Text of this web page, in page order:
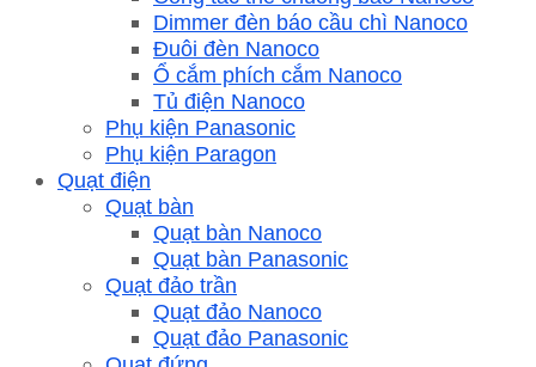
Dimmer đèn báo cầu chì Nanoco
Đuôi đèn Nanoco
Ổ cắm phích cắm Nanoco
Tủ điện Nanoco
Phụ kiện Panasonic
Phụ kiện Paragon
Quạt điện
Quạt bàn
Quạt bàn Nanoco
Quạt bàn Panasonic
Quạt đảo trần
Quạt đảo Nanoco
Quạt đảo Panasonic